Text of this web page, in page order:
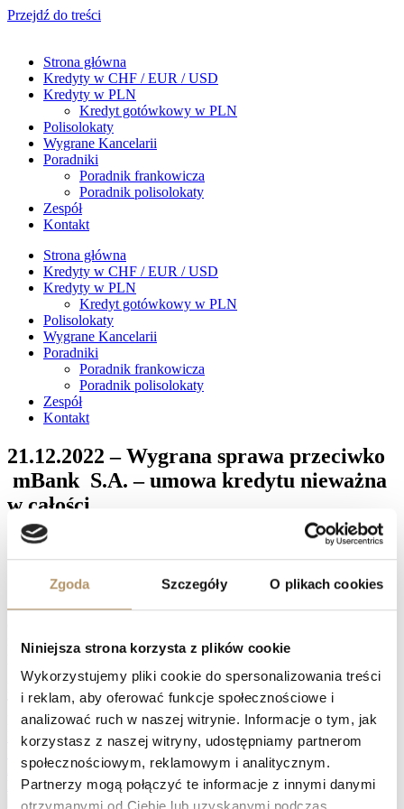
Zgoda Szczegóły O plikach cookies
Niniejsza strona korzysta z plików cookie
Wykorzystujemy pliki cookie do spersonalizowania treści
i reklam, aby oferować funkcje społecznościowe i
analizować ruch w naszej witrynie. Informacje o tym, jak
korzystasz z naszej witryny, udostępniamy partnerom
społecznościowym, reklamowym i analitycznym.
Partnerzy mogą połączyć te informacje z innymi danymi
Przejdź do treści
Strona główna
Kredyty w CHF / EUR / USD
Kredyty w PLN
Kredyt gotówkowy w PLN
Polisolokaty
Wygrane Kancelarii
Poradniki
Poradnik frankowicza
Poradnik polisolokaty
Zespół
Kontakt
Strona główna
Kredyty w CHF / EUR / USD
Kredyty w PLN
Kredyt gotówkowy w PLN
Polisolokaty
Wygrane Kancelarii
Poradniki
Poradnik frankowicza
Poradnik polisolokaty
Zespół
Kontakt
21.12.2022 – Wygrana sprawa przeciwko
mBank S.A. – umowa kredytu nieważna
w całości
Sąd Okręgowy w Gdańsku XV Wydział Cywilny, referent SSO
Magdalena EL-Hagin wyrokiem z dnia 21.12.2022 r. (sygn. akt:
XV C 3079/21) na rozprawie ustalił, iż umowa kredytu zawarta z
BRE Bank S.A. w 2007 r. jest nieważna , zasądził od mBank
S.A. na rzecz powodów kwotę 166734 PLN wraz z należnymi
na rzecz powodów kwotę 11834 PLN tytułem zwrotu kosztów
procesu
Facebook
Twitter
LinkedIn
Prev21.12.2022 – Wygrana sprawa przeciwko Raiffeisen Bank
International AG – umowa kredytu nieważna w całości
22.12.2022 – Wygrana sprawa przeciwko PKO BP S.A. – umowa
kredytu nieważna w całościNastępny